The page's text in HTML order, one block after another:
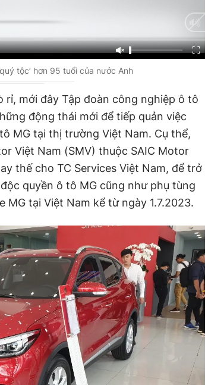
tộc’ hơn 95 tuổi của nước Anh
mới đây Tập đoàn công nghiệp ô tô
động thái mới để tiếp quản việc
MG tại thị trường Việt Nam. Cụ thể,
Việt Nam (SMV) thuộc SAIC Motor
thế cho TC Services Việt Nam, để trở
quyền ô tô MG cũng như phụ tùng
MG tại Việt Nam kể từ ngày 1.7.2023.